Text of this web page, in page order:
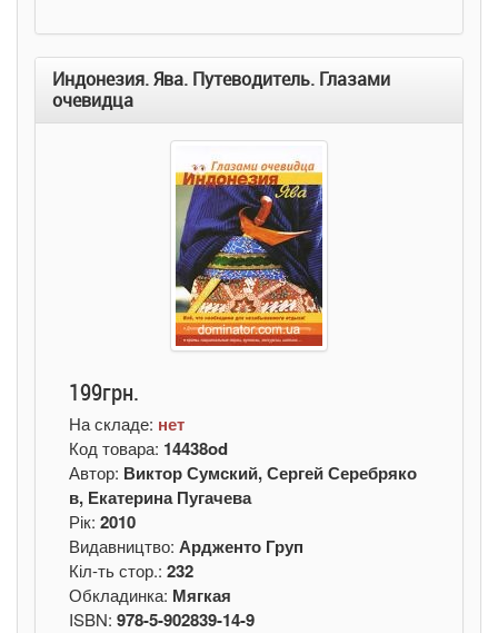
Индонезия. Ява. Путеводитель. Глазами
очевидца
199грн.
На складе: нет
Код товара: 14438od
Автор: Виктор Сумский, Сергей Серебряко
в, Екатерина Пугачева
Рік: 2010
Видавництво: Ардженто Груп
Кіл-ть стор.: 232
Обкладинка: Мягкая
ISBN: 978-5-902839-14-9